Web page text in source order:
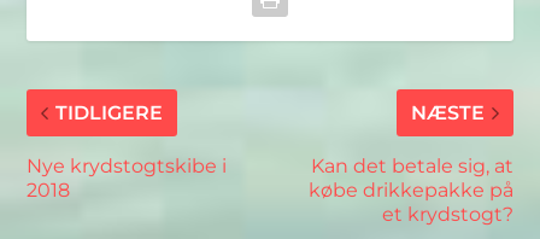
TIDLIGERE
Nye krydstogtskibe i
2018
NÆSTE
Kan det betale sig, at
købe drikkepakke på
et krydstogt?